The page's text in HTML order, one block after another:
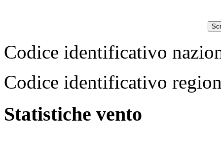
Codice identificativo
Codice identificativo
Statistiche vento